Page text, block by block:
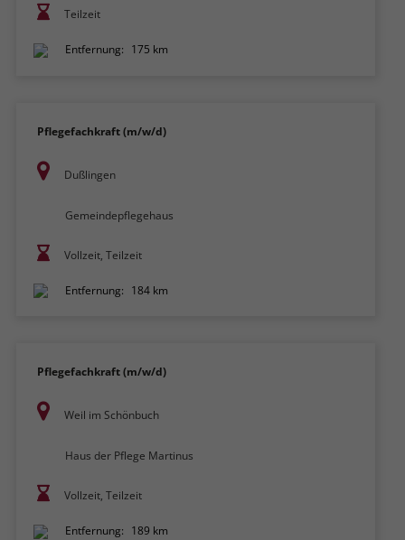
Teilzeit
Entfernung: 175 km
Pflegefachkraft (m/w/d)
Dußlingen
Gemeindepflegehaus
Vollzeit, Teilzeit
Entfernung: 184 km
Pflegefachkraft (m/w/d)
Weil im Schönbuch
Haus der Pflege Martinus
Vollzeit, Teilzeit
Entfernung: 189 km